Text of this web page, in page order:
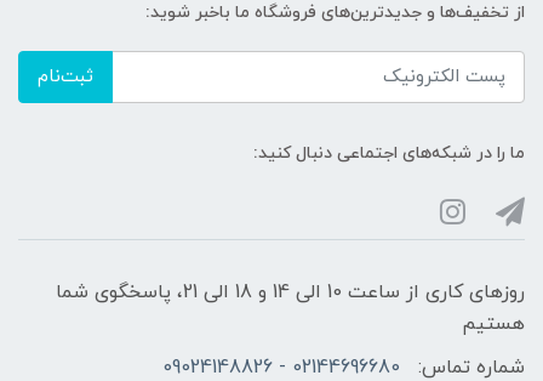
از تخفیف‌ها و جدیدترین‌های فروشگاه ما باخبر شوید:
ثبت‌نام
ما را در شبکه‌های اجتماعی دنبال کنید:
روزهای کاری از ساعت 10 الی 14 و 18 الی 21، پاسخگوی شما
هستیم
شماره تماس:
02144696680 - 09024148826